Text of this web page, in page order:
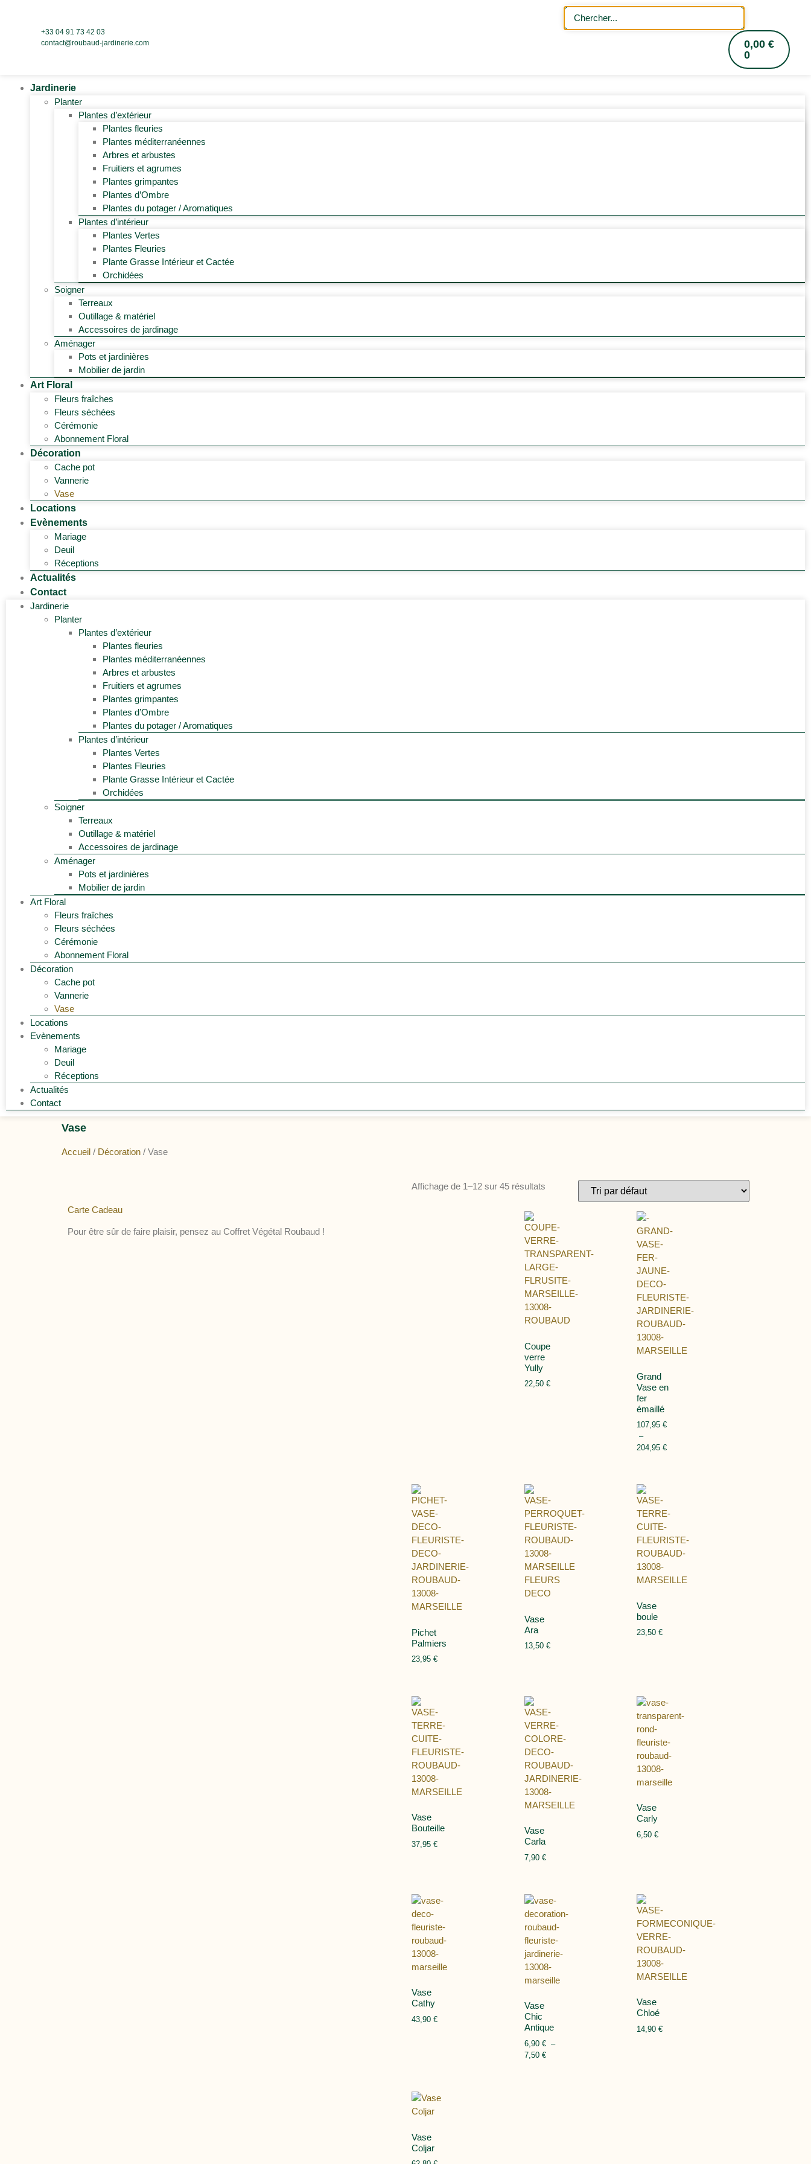
+33 04 91 73 42 03
contact@roubaud-jardinerie.com
0,00 €
0
Jardinerie
Planter
Plantes d’extérieur
Plantes fleuries
Plantes méditerranéennes
Arbres et arbustes
Fruitiers et agrumes
Plantes grimpantes
Plantes d’Ombre
Plantes du potager / Aromatiques
Plantes d’intérieur
Plantes Vertes
Plantes Fleuries
Plante Grasse Intérieur et Cactée
Orchidées
Soigner
Terreaux
Outillage & matériel
Accessoires de jardinage
Aménager
Pots et jardinières
Mobilier de jardin
Art Floral
Fleurs fraîches
Fleurs séchées
Cérémonie
Abonnement Floral
Décoration
Cache pot
Vannerie
Vase
Locations
Evènements
Mariage
Deuil
Réceptions
Actualités
Contact
Jardinerie
Planter
Plantes d’extérieur
Plantes fleuries
Plantes méditerranéennes
Arbres et arbustes
Fruitiers et agrumes
Plantes grimpantes
Plantes d’Ombre
Plantes du potager / Aromatiques
Plantes d’intérieur
Plantes Vertes
Plantes Fleuries
Plante Grasse Intérieur et Cactée
Orchidées
Soigner
Terreaux
Outillage & matériel
Accessoires de jardinage
Aménager
Pots et jardinières
Mobilier de jardin
Art Floral
Fleurs fraîches
Fleurs séchées
Cérémonie
Abonnement Floral
Décoration
Cache pot
Vannerie
Vase
Locations
Evènements
Mariage
Deuil
Réceptions
Actualités
Contact
Vase
Accueil / Décoration / Vase
Carte Cadeau
Pour être sûr de faire plaisir, pensez au Coffret Végétal Roubaud !
Affichage de 1–12 sur 45 résultats
Coupe
verre
Yully
22,50 €
Grand
Vase en
fer
émaillé
107,95€
–
204,95€
Pichet
Palmiers
23,95 €
Vase
Ara
13,50 €
Vase
boule
23,50€
Vase
Bouteille
37,95 €
Vase
Carla
7,90 €
Vase
Carly
6,50€
Vase
Cathy
43,90 €
Vase
Chic
Antique
6,90 € –
7,50 €
Vase
Chloé
14,90€
Vase
Coljar